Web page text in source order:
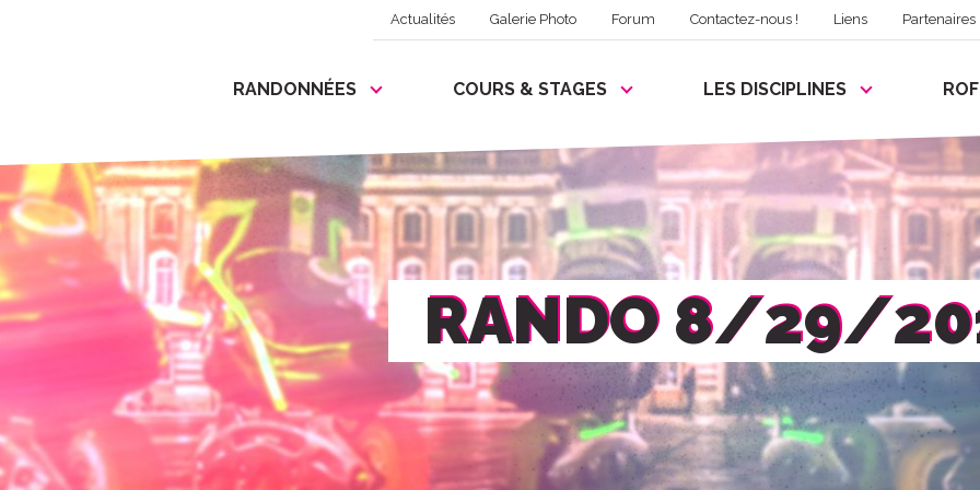
RANDONNÉES COURS & STAGES LES DISCIPLINES
Actualités Galerie Photo Forum Contactez-nous ! Liens Partenaires
RANDO 8/29/